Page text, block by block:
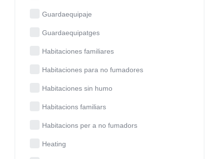
Guardaequipaje
Guardaequipatges
Habitaciones familiares
Habitaciones para no fumadores
Habitaciones sin humo
Habitacions familiars
Habitacions per a no fumadors
Heating